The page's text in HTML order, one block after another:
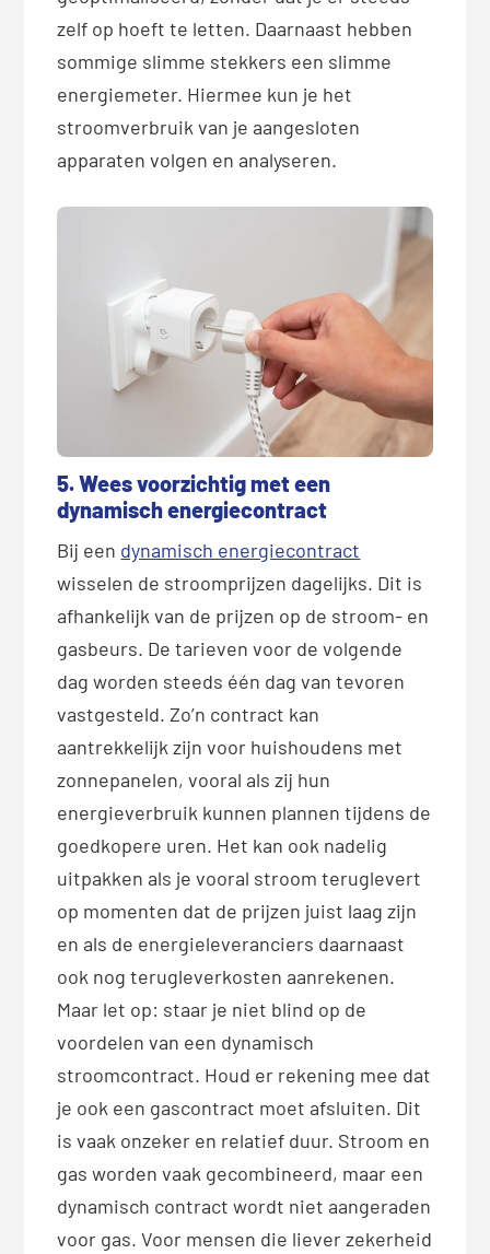
zelf op hoeft te letten. Daarnaast hebben
sommige slimme stekkers een slimme
energiemeter. Hiermee kun je het
stroomverbruik van je aangesloten
apparaten volgen en analyseren.
5. Wees voorzichtig met een
dynamisch energiecontract
Bij een dynamisch energiecontract
wisselen de stroomprijzen dagelijks. Dit is
afhankelijk van de prijzen op de stroom- en
gasbeurs. De tarieven voor de volgende
dag worden steeds één dag van tevoren
vastgesteld. Zo’n contract kan
aantrekkelijk zijn voor huishoudens met
zonnepanelen, vooral als zij hun
energieverbruik kunnen plannen tijdens de
goedkopere uren. Het kan ook nadelig
uitpakken als je vooral stroom teruglevert
op momenten dat de prijzen juist laag zijn
en als de energieleveranciers daarnaast
ook nog terugleverkosten aanrekenen.
Maar let op: staar je niet blind op de
voordelen van een dynamisch
stroomcontract. Houd er rekening mee dat
je ook een gascontract moet afsluiten. Dit
is vaak onzeker en relatief duur. Stroom en
gas worden vaak gecombineerd, maar een
dynamisch contract wordt niet aangeraden
voor gas. Voor mensen die liever zekerheid